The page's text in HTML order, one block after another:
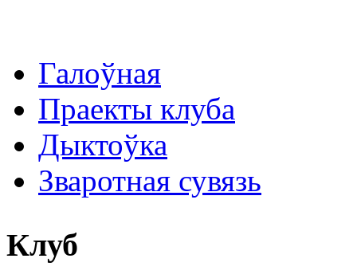
Галоўная
Праекты клуба
Дыктоўка
Зваротная сувязь
Клуб